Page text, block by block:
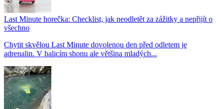
Last Minute horečka: Checklist, jak neodletět za zážitky a nepřijít o
všechno
Chytit skvělou Last Minute dovolenou den před odletem je
adrenalin. V balicím shonu ale většina mladých...